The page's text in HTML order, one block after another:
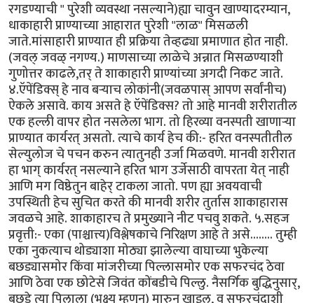
रगडण्याची " पुरेशी व्यवस्था नसल्याने)ह्या चावुन खाण्यादरम्यान,
धाकाहारी प्राण्याच्या आहारात पुरेशी "लाळ" मिसळली
जाते.मांसाहारी प्राण्यात ही प्रक्रिया तेव्हढ्या प्रमाणात होत नाही.
(जवल् जवळ् नगण्य.) माणसाच्या लाळेचे अन्नात मिसळण्याशी
गुणोत्तर काढले,तर् ते शाकाहारी प्राण्यांच्या अगदी निकट जाते.
४.ऍपेंडिक्स् हे नाव बर्‍याच लोकांनी(जवळपास् आपण सर्वांनीच)
ऐकले असावे. काय असते हे ऍपेंडिक्स? तो आहे मानवी शरीरातील
एक हल्ली वापर होत नसलेला भाग. तो हिरव्या वनस्पती खाणार्‍या
प्राण्यात कार्यरत् असतो. त्याचे कार्य हेच की:- हरित वनस्पतीतील
सेल्युलोज चे पचन करुन त्यातुनही उर्जा मिळवणे. मानवी शरीरात
हा भाग् कार्यरत् नसल्याने हरित भाग उर्जेसाठी वापरता येत् नाही
आणि मग विष्ठेतुन बाहेर् टाकला जातो. पण ह्या अवयवाची
उपस्थिती हेच सुचित करते की मानवी शरीर तुर्तास शाकाहारास
जवळचे आहे. शाकाहारच ते प्रमुख्याने नीट पचवु शकते. ५.सहज
प्रवृत्ती:- एका (पाश्चात्त्य)विश्लेषकाचे निरिक्षण आहे ते असे........ तुम्ही
एका नुकत्याच थोड्याशा मोठ्या झालेल्या वाघाच्या भुकेल्या
बछड्यासमोर किंवा मांजरीच्या पिल्लासमोर एक सफरचंद ठेवा
आणि ठेवा एक छोटेसे जिवंत कोंबडीचे पिल्लु. नैसर्गिक बुद्धिनुसार्,